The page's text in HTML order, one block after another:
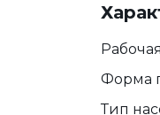
Форма
Тип